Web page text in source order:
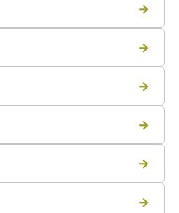
→
→
→
→
→
→